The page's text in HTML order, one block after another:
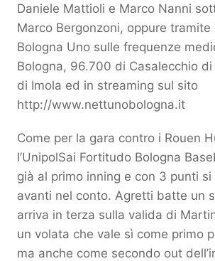
Daniele Mattioli e Marco Nanni
Marco Bergonzoni, oppure
Bologna Uno sulle frequenze
Bologna, 96.700 di Casalecchio
di Imola ed in streaming sul sito
http://www.nettunobologna.it
Come per la gara contro i Rouen
l’UnipolSai Fortitudo Bologna
già al primo inning e con 3 punti
avanti nel conto. Agretti batte un
arriva in terza sulla valida di
un volata che vale sì come primo
ma anche come secondo out